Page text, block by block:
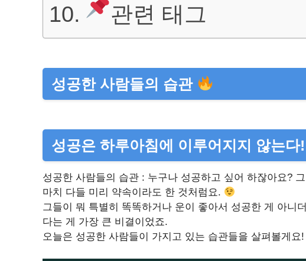
관련 태그
성공한 사람들의 습관
성공은 하루아침에 이루어지지 않는다!
성공한 사람들의 습관 : 누구나 성공하고 싶어 하잖아요?
마치 다들 미리 약속이라도 한 것처럼요.
그들이 뭐 특별히 똑똑하거나 운이 좋아서 성공한 게 아니
다는 게 가장 큰 비결이었죠.
오늘은 성공한 사람들이 가지고 있는 습관들을 살펴볼게